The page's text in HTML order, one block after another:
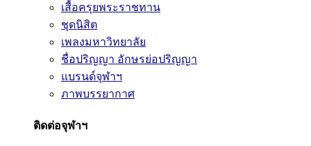
เสื้อครุยพระราชทาน
ชุดนิสิต
เพลงมหาวิทยาลัย
ชื่อปริญญา อักษรย่อปริญญา
แบรนด์จุฬาฯ
ภาพบรรยากาศ
ติดต่อจุฬาฯ